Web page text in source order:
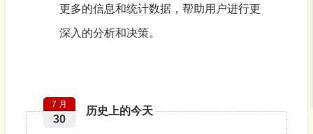
更多的信息和统计数据，帮助用户进行更
深入的分析和决策。
历史上的今天
7 月
30